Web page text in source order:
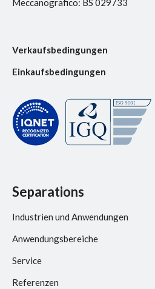
Meccanografico: BS 029733
Verkaufsbedingungen
Einkaufsbedingungen
Separations
Industrien und Anwendungen
Anwendungsbereiche
Service
Referenzen